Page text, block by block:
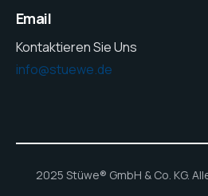
Email
Kontaktieren Sie Uns
info@stuewe.de
2025 Stüwe® GmbH & Co. KG.